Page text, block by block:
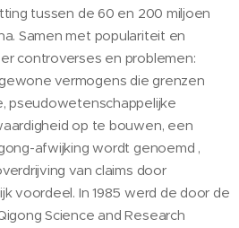
tussen de 60 en 200 miljoen
Samen met populariteit en
controverses en problemen:
vermogens die grenzen
pseudowetenschappelijke
op te bouwen, een
afwijking wordt genoemd ,
van claims door
voordeel. In 1985 werd de door de
Science and Research